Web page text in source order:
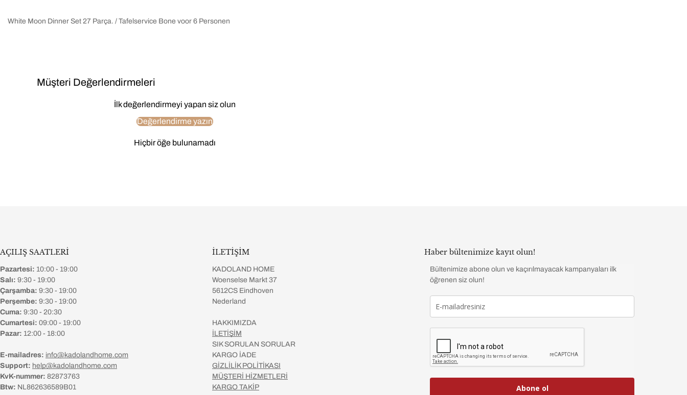
White Moon Dinner Set 27 Parça. / Tafelservice Bone voor 6 Personen
Müşteri Değerlendirmeleri
İlk değerlendirmeyi yapan siz olun
Değerlendirme yazın
Hiçbir öğe bulunamadı
AÇILIŞ SAATLERİ
Pazartesi: 10:00 - 19:00
Salı: 9:30 - 19:00
Çarşamba: 9:30 - 19:00
Perşembe: 9:30 - 19:00
Cuma: 9:30 - 20:30
Cumartesi: 09:00 - 19:00
Pazar: 12:00 - 18:00
E-mailadres: info@kadolandhome.com
Support: help@kadolandhome.com
KvK-nummer: 82873763
Btw: NL862636589B01
İLETİŞİM
KADOLAND HOME
Woenselse Markt 37
5612CS Eindhoven
Nederland
HAKKIMIZDA
İLETİŞİM
SIK SORULAN SORULAR
KARGO İADE
GİZLİLİK POLİTİKASI
MÜŞTERİ HİZMETLERİ
KARGO TAKİP
Haber bültenimize kayıt olun!
Bültenimize abone olun ve kaçırılmayacak kampanyaları ilk
öğrenen siz olun!
Abone ol